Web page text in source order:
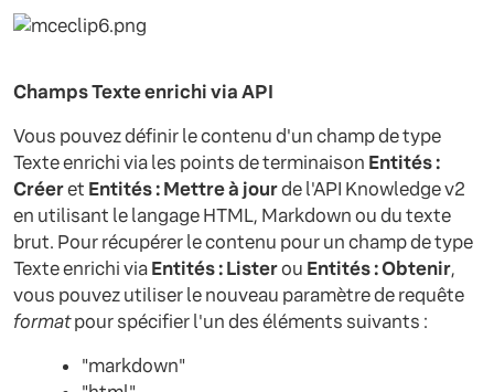
Champs Texte enrichi via API
Vous pouvez définir le contenu d'un champ de type
Texte enrichi via les points de terminaison Entités :
Créeret Entités : Mettre à jourde l'API Knowledge v2
en utilisant le langage HTML, Markdown ou du texte
brut. Pour récupérer le contenu pour un champ de type
Texte enrichi viaEntités : Listerou Entités : Obtenir,
vous pouvez utiliser le nouveau paramètre de requête
formatpour spécifier l'un des éléments suivants :
"markdown"